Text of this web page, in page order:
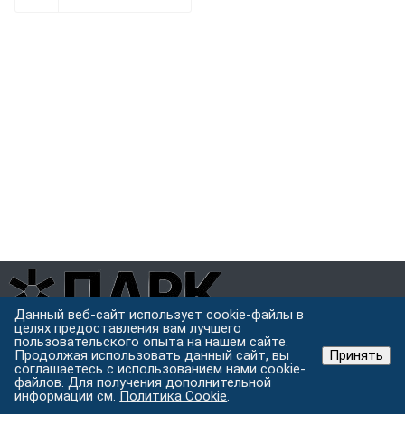
Завод металлоконструкций полного цикла в Хабаровске.
Проектируем, режем, варим и защищаем металл под одной
крышей.
Хабаровск, ул. Строительная 24 с.5
Пн–Пт: 9:00–18:00
Данный веб-сайт использует cookie-файлы в
целях предоставления вам лучшего
пользовательского опыта на нашем сайте.
Продолжая использовать данный сайт, вы
соглашаетесь с использованием нами cookie-
файлов. Для получения дополнительной
информации см. Политика Cookie.
Принять